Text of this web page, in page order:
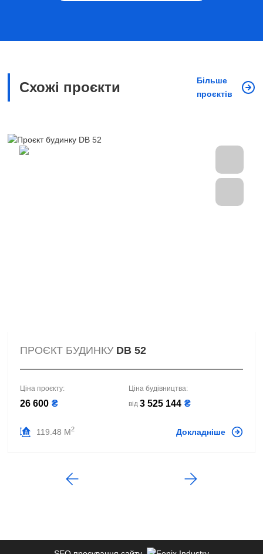
Схожі проєкти
Більше
проєктів
ПРОЄКТ БУДИНКУ DB 52
Ціна проєкту:
26 600 ₴
Ціна будівництва:
від 3 525 144 ₴
119.48 М2 Докладніше